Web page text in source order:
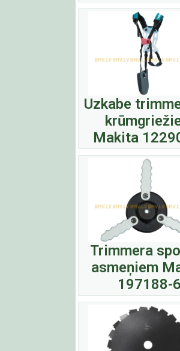
Uzkabe
Makita
Trimmera
asmeņiem
197188-